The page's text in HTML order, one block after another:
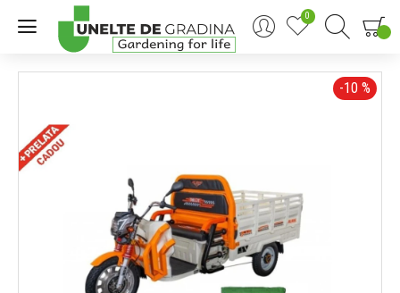
0
-10 %